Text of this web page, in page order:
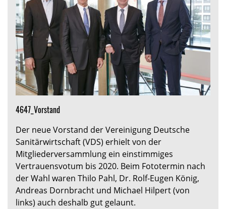
4647_Vorstand
Der neue Vorstand der Vereinigung Deutsche
Sanitärwirtschaft (VDS) erhielt von der
Mitgliederversammlung ein einstimmiges
Vertrauensvotum bis 2020. Beim Fototermin nach
der Wahl waren Thilo Pahl, Dr. Rolf-Eugen König,
Andreas Dornbracht und Michael Hilpert (von
links) auch deshalb gut gelaunt.